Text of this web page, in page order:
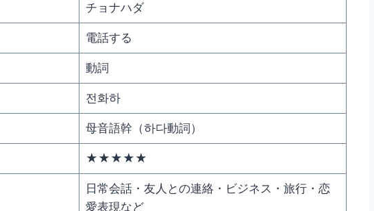
チョナハダ
電話する
動詞
전화하
母音語幹（하다動詞）
★★★★★
日常会話・友人との連絡・ビジネス・旅行・恋
愛表現など